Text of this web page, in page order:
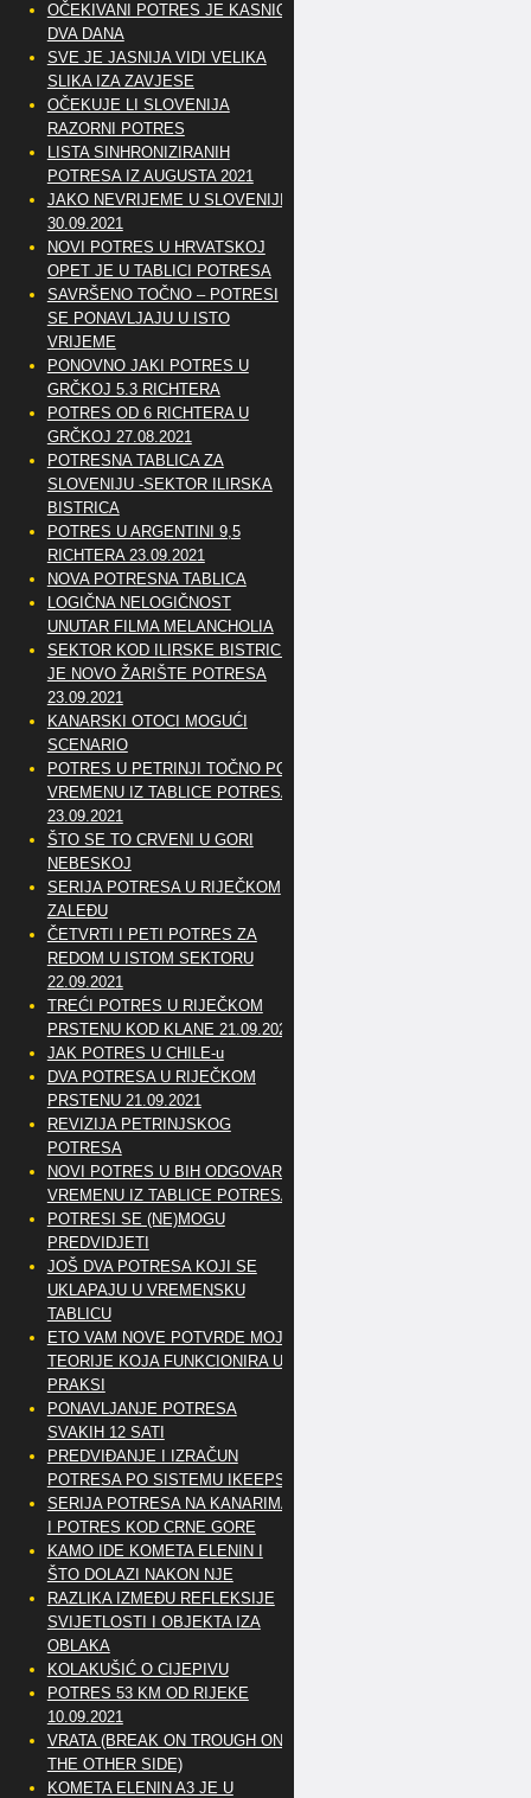
OČEKIVANI POTRES JE KASNIO
DVA DANA
SVE JE JASNIJA VIDI VELIKA
SLIKA IZA ZAVJESE
OČEKUJE LI SLOVENIJA
RAZORNI POTRES
LISTA SINHRONIZIRANIH
POTRESA IZ AUGUSTA 2021
JAKO NEVRIJEME U SLOVENIJI
30.09.2021
NOVI POTRES U HRVATSKOJ
OPET JE U TABLICI POTRESA
SAVRŠENO TOČNO – POTRESI
SE PONAVLJAJU U ISTO
VRIJEME
PONOVNO JAKI POTRES U
GRČKOJ 5.3 RICHTERA
POTRES OD 6 RICHTERA U
GRČKOJ 27.08.2021
POTRESNA TABLICA ZA
SLOVENIJU -SEKTOR ILIRSKA
BISTRICA
POTRES U ARGENTINI 9,5
RICHTERA 23.09.2021
NOVA POTRESNA TABLICA
LOGIČNA NELOGIČNOST
UNUTAR FILMA MELANCHOLIA
SEKTOR KOD ILIRSKE BISTRICE
JE NOVO ŽARIŠTE POTRESA
23.09.2021
KANARSKI OTOCI MOGUĆI
SCENARIO
POTRES U PETRINJI TOČNO PO
VREMENU IZ TABLICE POTRESA
23.09.2021
ŠTO SE TO CRVENI U GORI
NEBESKOJ
SERIJA POTRESA U RIJEČKOM
ZALEĐU
ČETVRTI I PETI POTRES ZA
REDOM U ISTOM SEKTORU
22.09.2021
TREĆI POTRES U RIJEČKOM
PRSTENU KOD KLANE 21.09.2021
JAK POTRES U CHILE-u
DVA POTRESA U RIJEČKOM
PRSTENU 21.09.2021
REVIZIJA PETRINJSKOG
POTRESA
NOVI POTRES U BIH ODGOVARA
VREMENU IZ TABLICE POTRESA
POTRESI SE (NE)MOGU
PREDVIDJETI
JOŠ DVA POTRESA KOJI SE
UKLAPAJU U VREMENSKU
TABLICU
ETO VAM NOVE POTVRDE MOJE
TEORIJE KOJA FUNKCIONIRA U
PRAKSI
PONAVLJANJE POTRESA
SVAKIH 12 SATI
PREDVIĐANJE I IZRAČUN
POTRESA PO SISTEMU IKEEPS
SERIJA POTRESA NA KANARIMA
I POTRES KOD CRNE GORE
KAMO IDE KOMETA ELENIN I
ŠTO DOLAZI NAKON NJE
RAZLIKA IZMEĐU REFLEKSIJE
SVIJETLOSTI I OBJEKTA IZA
OBLAKA
KOLAKUŠIĆ O CIJEPIVU
POTRES 53 KM OD RIJEKE
10.09.2021
VRATA (BREAK ON TROUGH ON
THE OTHER SIDE)
KOMETA ELENIN A3 JE U